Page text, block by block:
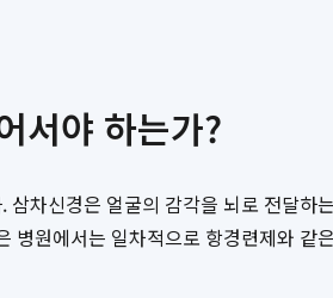
서야 하는가?
차신경은 얼굴의 감각을 뇌로 전달
원에서는 일차적으로 항경련제와